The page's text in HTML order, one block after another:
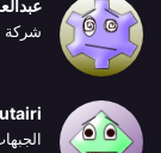
شركة